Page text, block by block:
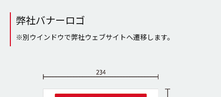
弊社バナーロゴ
※別ウインドウで弊社ウェブサイトへ遷移します。